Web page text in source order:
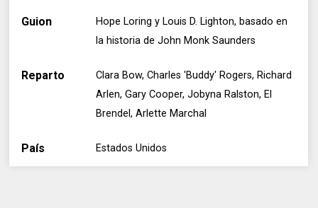
Guion
Hope Loring y Louis D. Lighton, basado en
la historia de John Monk Saunders
Reparto
Clara Bow, Charles 'Buddy' Rogers, Richard
Arlen, Gary Cooper, Jobyna Ralston, El
Brendel, Arlette Marchal
País Estados Unidos